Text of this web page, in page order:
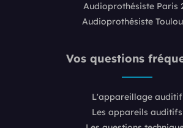
Audioprothésiste Paris
Audioprothésiste
Vos questions
L'appareillage auditif
Les appareils auditifs